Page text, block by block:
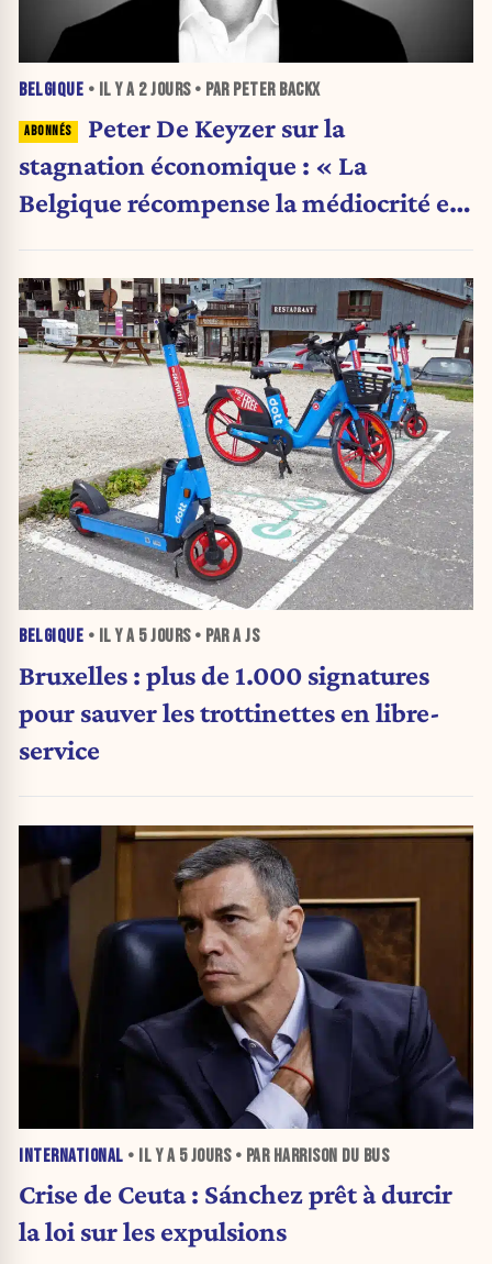
BELGIQUE • IL Y A 2 JOURS• PAR PETER BACKX
Peter De Keyzer sur la
stagnation économique : « La
Belgique récompense la médiocrité et
BELGIQUE • IL Y A 5 JOURS• PAR A JS
Bruxelles : plus de 1.000 signatures
pour sauver les trottinettes en libre-
service
INTERNATIONAL • IL Y A 5 JOURS• PAR HARRISON DU BUS
Crise de Ceuta : Sánchez prêt à durcir
la loi sur les expulsions